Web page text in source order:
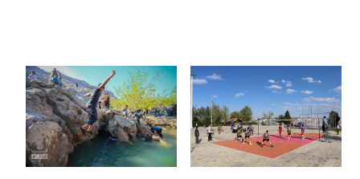
15 Farvardin 1405 - 15:10
13 Farvardin 1405 - 22:50